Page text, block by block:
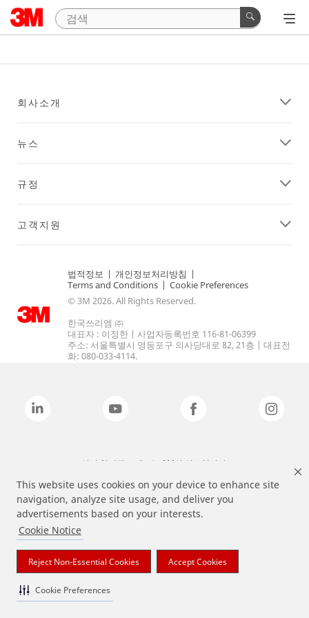
This website uses cookies on your device to enhance site
navigation, analyze site usage, and deliver you
advertisements based on your interests.
Cookie Notice
Reject Non-Essential Cookies Accept Cookies
Cookie Preferences
회사소개
뉴스
규정
고객지원
법적정보 | 개인정보처리방침 |
Terms and Conditions | Cookie Preferences
© 3M 2026. All Rights Reserved.
한국쓰리엠 ㈜
대표자 : 이정한 | 사업자등록번호 116-81-06399
주소: 서울특별시 영등포구 의사당대로 82, 21층 | 대표전
화: 080-033-4114.
상기 열거된 브랜드는 3M의 상표입니다.